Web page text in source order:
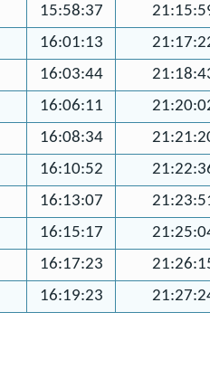
15:58:37
16:01:13
16:03:44
16:06:11
16:08:34
16:10:52
16:13:07
16:15:17
16:17:23
16:19:23